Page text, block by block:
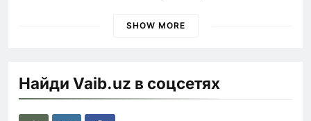
SHOW MORE
Найди Vaib.uz в соцсетях